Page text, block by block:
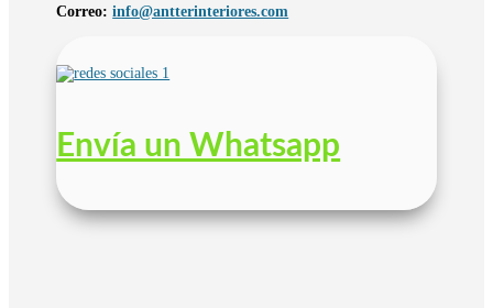
Correo:info@antterinteriores.com
Envía un Whatsapp